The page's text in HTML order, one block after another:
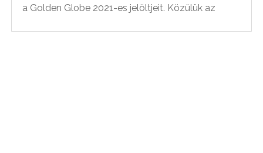
a Golden Globe 2021-es jelöltjeit. Közülük az